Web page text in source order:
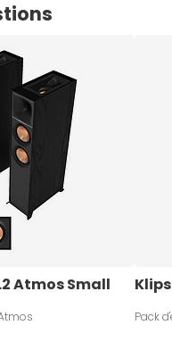
Atmos Small
Pack